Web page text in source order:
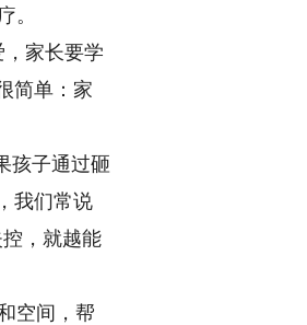
。
家长要学
简单：家
孩子通过砸
我们常说
，就越能
空间，帮